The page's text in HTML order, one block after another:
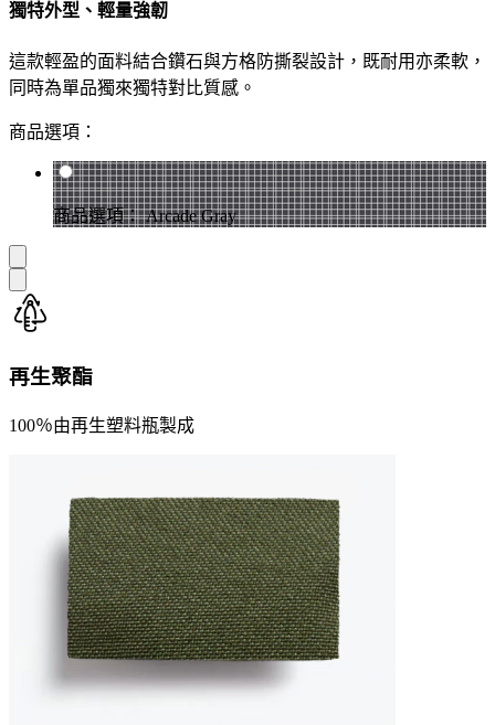
獨特外型、輕量強韌
這款輕盈的面料結合鑽石與方格防撕裂設計，既耐用亦柔軟，
同時為單品獨來獨特對比質感。
商品選項：
商品選項： Arcade Gray
再生聚酯
100％由再生塑料瓶製成